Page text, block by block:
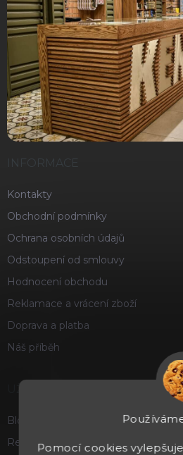
Pomocí cookies
INFORMACE
Kontakty
Obchodní podmínky
Ochrana osobních údajů
Odstoupení od smlouvy
Hodnocení obchodu
Reklamace a vrácení zboží
Doprava a platba
Náš příběh
Blog
Recenze a hodnocení